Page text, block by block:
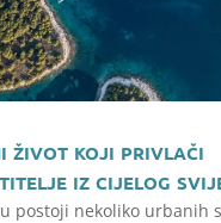
život koji privlači
iz cijelog
postoji nekoliko urbanih